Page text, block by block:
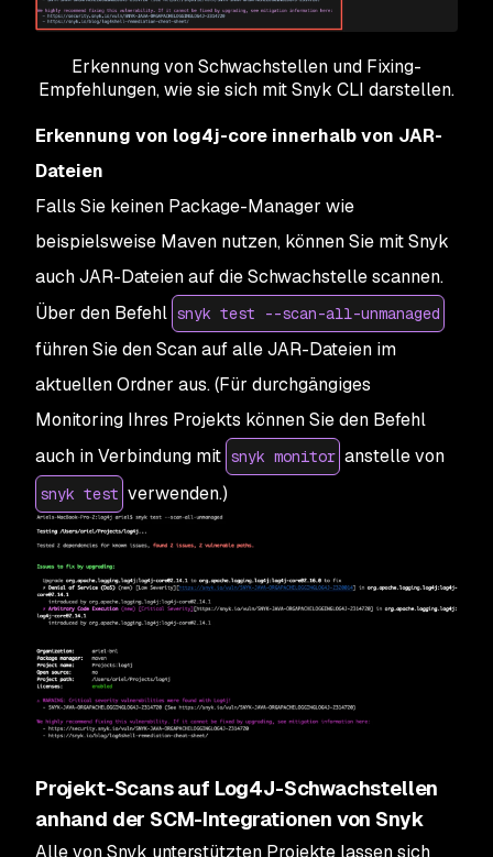
Erkennung von Schwachstellen und Fixing-
Empfehlungen, wie sie sich mit Snyk CLI darstellen.
Erkennung von log4j-core innerhalb von JAR-
Dateien
Falls Sie keinen Package-Manager wie
beispielsweise Maven nutzen, können Sie mit Snyk
auch JAR-Dateien auf die Schwachstelle scannen.
Über den Befehl snyk test --scan-all-unmanaged
führen Sie den Scan auf alle JAR-Dateien im
aktuellen Ordner aus. (Für durchgängiges
Monitoring Ihres Projekts können Sie den Befehl
auch in Verbindung mit snyk monitor anstelle von
snyk test verwenden.)
Projekt-Scans auf Log4J-Schwachstellen
anhand der SCM-Integrationen von Snyk
Alle von Snyk unterstützten Projekte lassen sich